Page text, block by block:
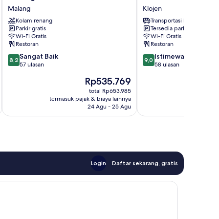
Conventions
Malang
Malang
Malang
Kolam renang
Parkir gratis
Wi-Fi Gratis
Restoran
8.2
dari
8,2 Sangat Baik
57 ulasan
Harga
sekarang
Rp535.769
Rp535.769
total Rp653.985
termasuk pajak & biaya lainnya
24 Agu - 25 Agu
House
Klojen
Klojen
Transportasi bandara
Tersedia parkir
Wi-Fi Gratis
Restoran
9.0
dari
9,0 Istimewa
58 ulasan
Login Daftar sekarang, gratis